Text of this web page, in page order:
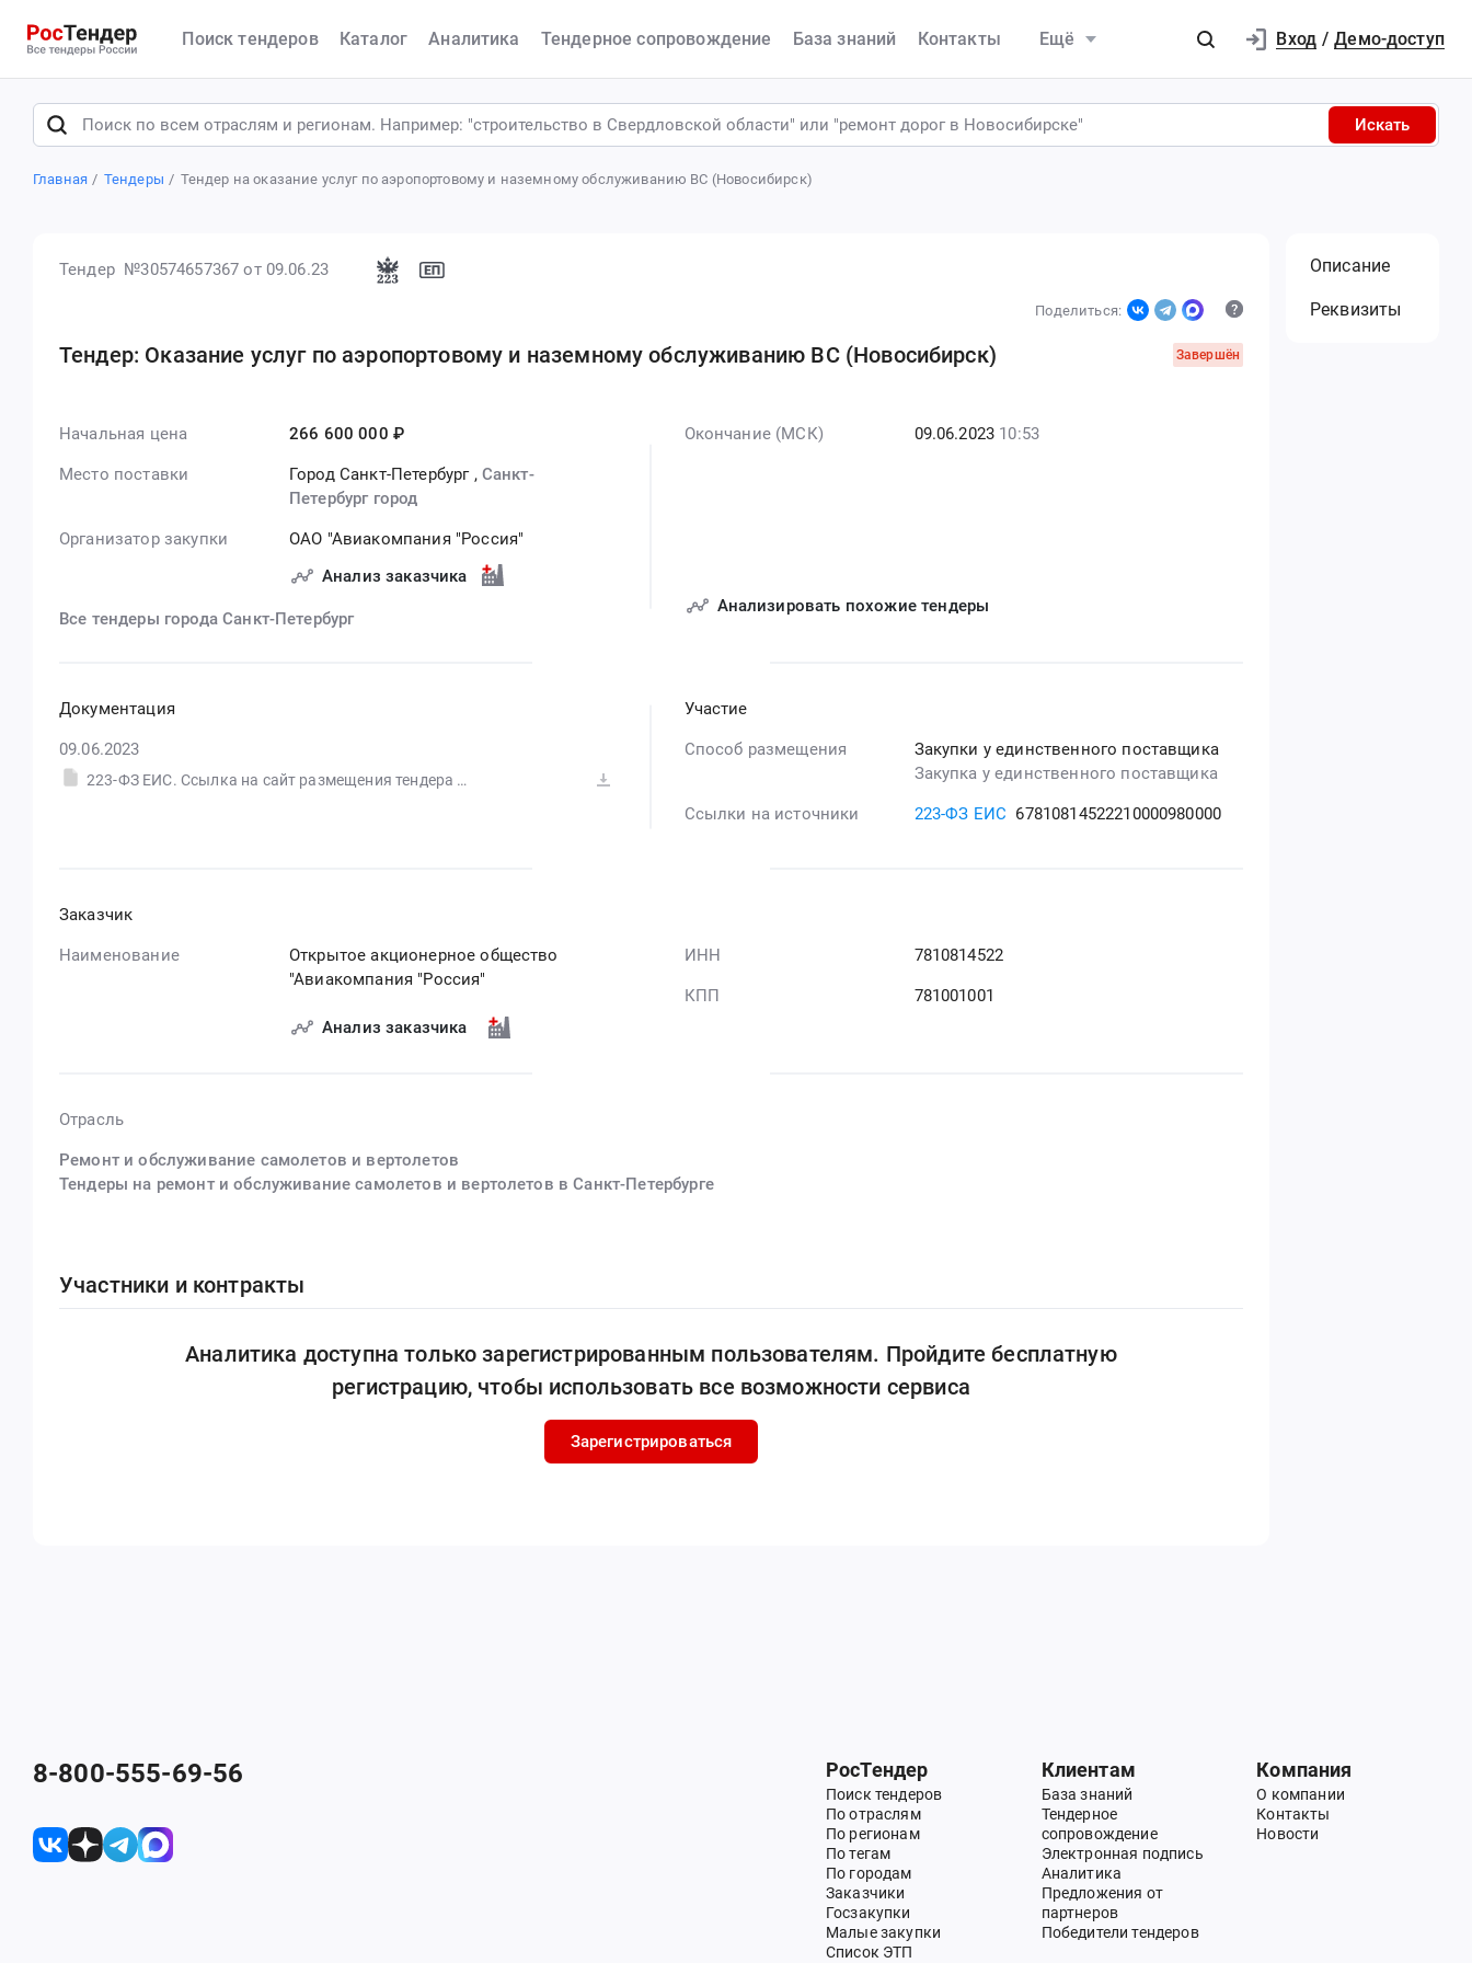
Поиск тендеров Каталог Аналитика Тендерное сопровождение База знаний Контакты Ещё Вход / Демо-доступ
Искать
Главная Тендеры Тендер на оказание услуг по аэропортовому и наземному обслуживанию ВС (Новосибирск)
Тендер №30574657367 от 09.06.23
Поделиться:
Тендер: Оказание услуг по аэропортовому и наземному обслуживанию ВС (Новосибирск) Завершён
Начальная цена 266 600 000 ₽
Место поставки Город Санкт-Петербург , Санкт-
Петербург город
Организатор закупки
ОАО "Авиакомпания "Россия"
Анализ заказчика
Все тендеры города Санкт-Петербург
Окончание (МСК) 09.06.2023 10:53
Анализировать похожие тендеры
Документация
09.06.2023
223-ФЗ ЕИС. Ссылка на сайт размещения тендера #30574657367.doc
Участие
Способ размещения
Закупки у единственного поставщика
Закупка у единственного поставщика
Ссылки на источники 223-ФЗ ЕИС 67810814522210000980000
Заказчик
Наименование
Открытое акционерное общество
"Авиакомпания "Россия"
Анализ заказчика
ИНН 7810814522
КПП 781001001
Отрасль
Ремонт и обслуживание самолетов и вертолетов
Тендеры на ремонт и обслуживание самолетов и вертолетов в Санкт-Петербурге
Участники и контракты
Аналитика доступна только зарегистрированным пользователям. Пройдите бесплатную
регистрацию, чтобы использовать все возможности сервиса
Зарегистрироваться
Описание
Реквизиты
8-800-555-69-56 РосТендер
Поиск тендеров
По отраслям
По регионам
По тегам
По городам
Заказчики
Госзакупки
Малые закупки
Список ЭТП
Клиентам
База знаний
Тендерное
сопровождение
Электронная подпись
Аналитика
Предложения от
партнеров
Победители тендеров
Компания
О компании
Контакты
Новости